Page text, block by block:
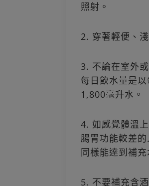
照射。
2. 穿著輕便、
3. 不論在室外
每日飲水量是
1,800毫升水。
4. 如感覺體溫
腸胃功能較差
同樣能達到補
5. 不要補充含